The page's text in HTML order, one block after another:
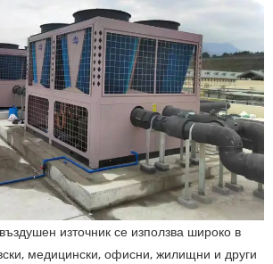
източник се използва широко в
медицински, офисни, жилищни и други